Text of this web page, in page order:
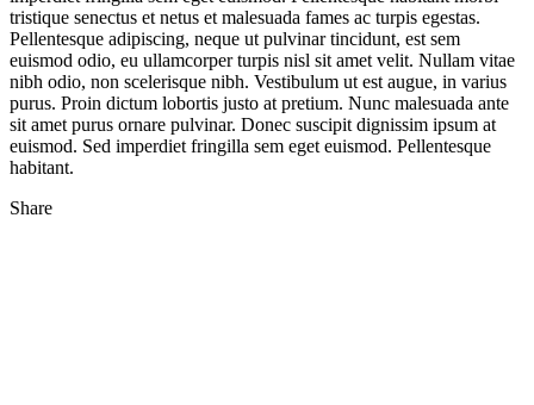
tristique senectus et netus et malesuada fames ac turpis egestas.
Pellentesque adipiscing, neque ut pulvinar tincidunt, est sem
euismod odio, eu ullamcorper turpis nisl sit amet velit. Nullam vitae
nibh odio, non scelerisque nibh. Vestibulum ut est augue, in varius
purus. Proin dictum lobortis justo at pretium. Nunc malesuada ante
sit amet purus ornare pulvinar. Donec suscipit dignissim ipsum at
euismod. Sed imperdiet fringilla sem eget euismod. Pellentesque
habitant.
Share